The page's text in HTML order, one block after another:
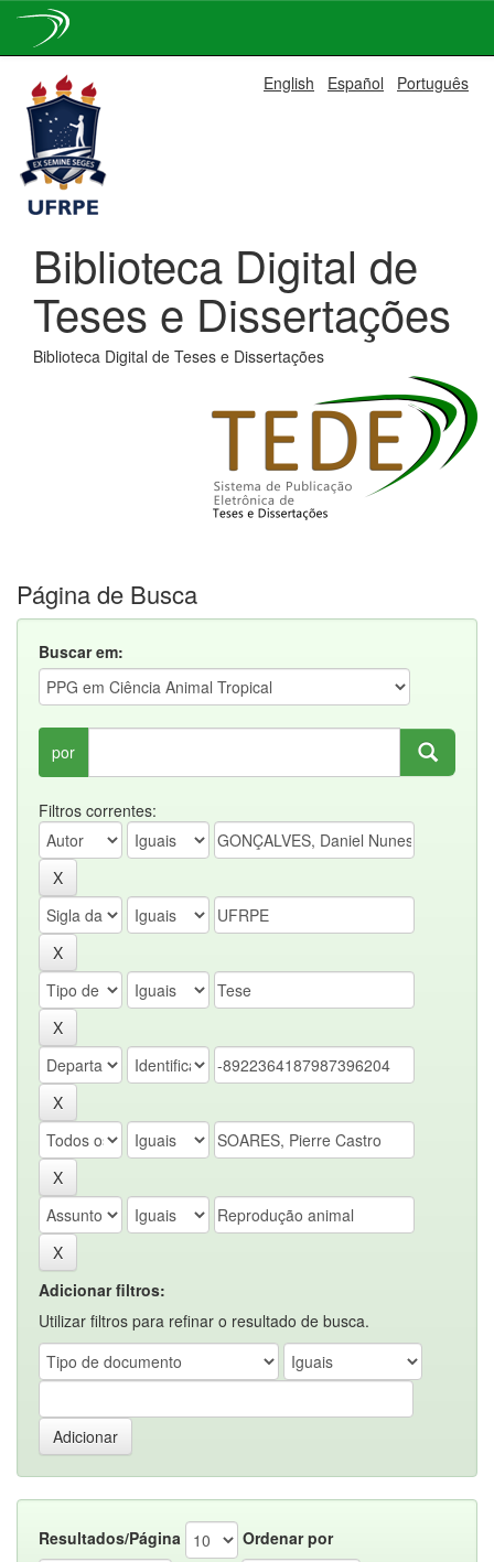
navigation
English Español Português
Biblioteca Digital de
Teses e Dissertações
Biblioteca Digital de Teses e Dissertações
Página de Busca
Buscar em:
por
Filtros correntes:
Adicionar filtros:
Utilizar filtros para refinar o resultado de busca.
Resultados/Página
Ordenar por